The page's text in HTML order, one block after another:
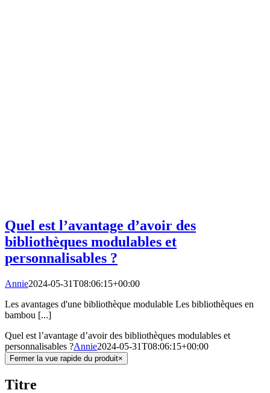
Quel est l’avantage d’avoir des
bibliothèques modulables et
personnalisables ?
Annie2024-05-31T08:06:15+00:00
Les avantages d'une bibliothèque modulable Les bibliothèques en
bambou [...]
Quel est l’avantage d’avoir des bibliothèques modulables et
personnalisables ?Annie2024-05-31T08:06:15+00:00
Fermer la vue rapide du produit×
Titre